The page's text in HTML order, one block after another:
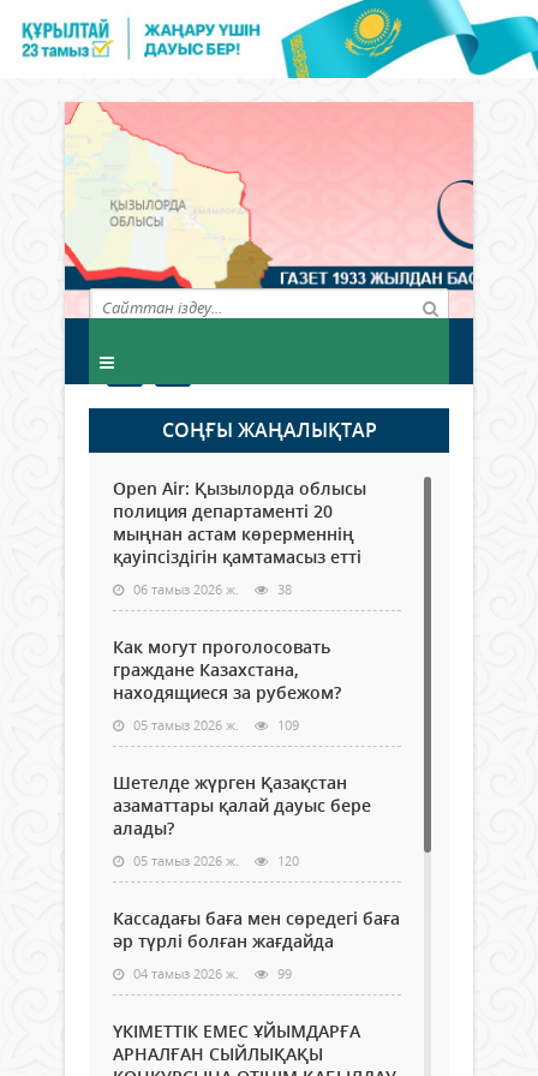
СОҢҒЫ ЖАҢАЛЫҚТАР
Open Air: Қызылорда облысы
полиция департаменті 20
мыңнан астам көрерменнің
қауіпсіздігін қамтамасыз етті
06 тамыз 2026 ж. 38
Как могут проголосовать
граждане Казахстана,
находящиеся за рубежом?
05 тамыз 2026 ж. 109
Шетелде жүрген Қазақстан
азаматтары қалай дауыс бере
алады?
05 тамыз 2026 ж. 120
Кассадағы баға мен сөредегі баға
әр түрлі болған жағдайда
04 тамыз 2026 ж. 99
ҮКІМЕТТІК ЕМЕС ҰЙЫМДАРҒА
АРНАЛҒАН СЫЙЛЫҚАҚЫ